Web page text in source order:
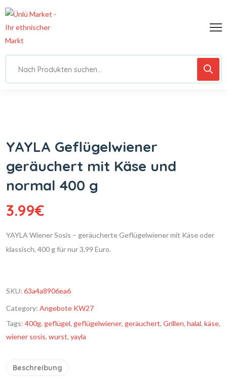
YAYLA Geflügelwiener
geräuchert mit Käse und
normal 400 g
3.99€
YAYLA Wiener Sosis – geräucherte Geflügelwiener mit Käse oder
klassisch, 400 g für nur 3,99 Euro.
SKU: 63a4a8906ea6
Category: Angebote KW27
Tags: 400g, geflügel, geflügelwiener, geräuchert, Grillen, halal, käse,
wiener sosis, wurst, yayla
Beschreibung